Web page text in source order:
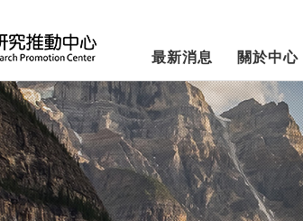
最新消息 關於中心